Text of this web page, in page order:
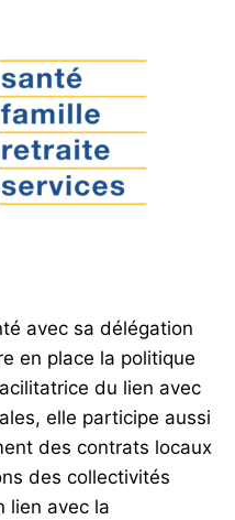
avec sa délégation
en place la politique
du lien avec
elle participe aussi
des contrats locaux
des collectivités
lien avec la